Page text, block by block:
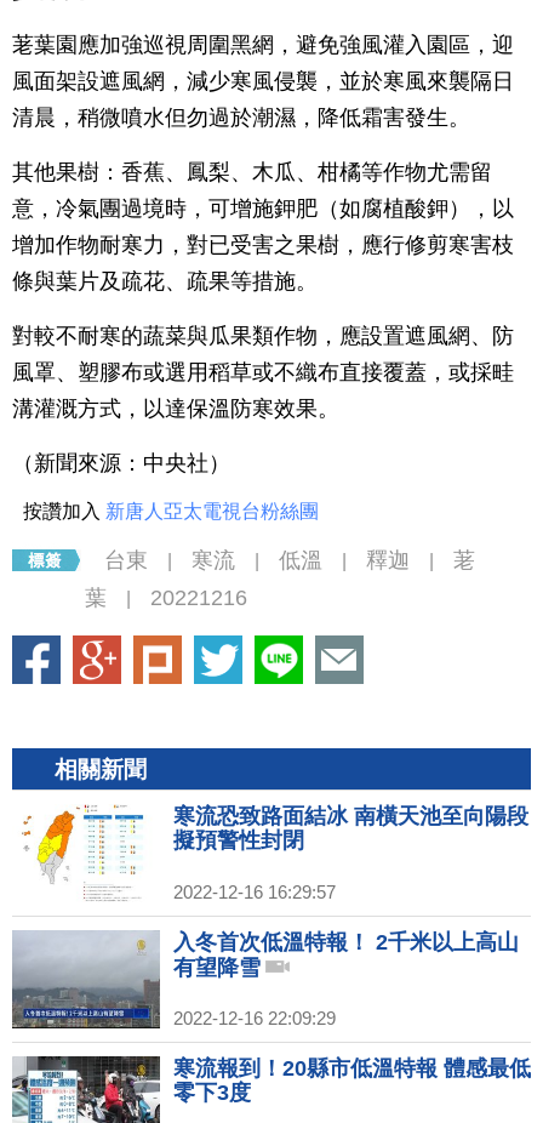
荖葉園應加強巡視周圍黑網，避免強風灌入園區，迎
風面架設遮風網，減少寒風侵襲，並於寒風來襲隔日
清晨，稍微噴水但勿過於潮濕，降低霜害發生。
其他果樹：香蕉、鳳梨、木瓜、柑橘等作物尤需留
意，冷氣團過境時，可增施鉀肥（如腐植酸鉀），以
增加作物耐寒力，對已受害之果樹，應行修剪寒害枝
條與葉片及疏花、疏果等措施。
對較不耐寒的蔬菜與瓜果類作物，應設置遮風網、防
風罩、塑膠布或選用稻草或不織布直接覆蓋，或採畦
溝灌溉方式，以達保溫防寒效果。
（新聞來源：中央社）
按讚加入 新唐人亞太電視台粉絲團
台東 寒流 低溫 釋迦
荖
葉
20221216
相關新聞
寒流恐致路面結冰 南橫天池至向陽段
擬預警性封閉
2022-12-16 16:29:57
入冬首次低溫特報！ 2千米以上高山
有望降雪
2022-12-16 22:09:29
寒流報到！20縣市低溫特報 體感最低
零下3度